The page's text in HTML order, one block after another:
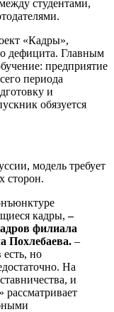
студентами,
«Кадры»,
дефицита. Главным
предприятие
периода
и
обязуется
модель требует
сторон.
кадры,–
филиала
Похлебаева. –
есть, но
На
и
рассматривает